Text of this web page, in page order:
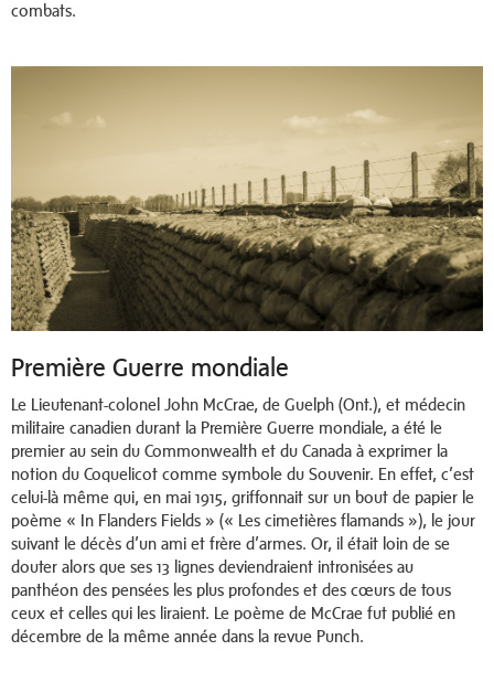
combats.
Première Guerre mondiale
Le Lieutenant-colonel John McCrae, de Guelph (Ont.), et médecin
militaire canadien durant la Première Guerre mondiale, a été le
premier au sein du Commonwealth et du Canada à exprimer la
notion du Coquelicot comme symbole du Souvenir. En effet, c’est
celui-là même qui, en mai 1915, griffonnait sur un bout de papier le
poème « In Flanders Fields » (« Les cimetières flamands »), le jour
suivant le décès d’un ami et frère d’armes. Or, il était loin de se
douter alors que ses 13 lignes deviendraient intronisées au
panthéon des pensées les plus profondes et des cœurs de tous
ceux et celles qui les liraient. Le poème de McCrae fut publié en
décembre de la même année dans la revue Punch.